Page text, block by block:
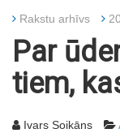
Rakstu arhīvs
Par
tiem,
Ivars Soikāns